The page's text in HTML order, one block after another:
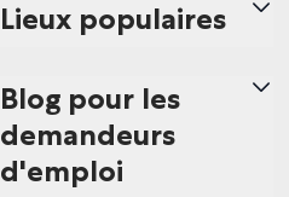
Lieux populaires
Blog pour les
demandeurs
d'emploi